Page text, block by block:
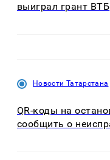
выиграл грант ВТБ
Новости Татарстана
QR-коды на
сообщить о